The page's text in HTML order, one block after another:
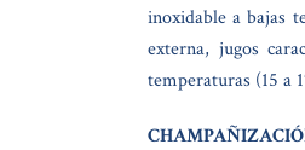
inoxidable a bajas
externa, jugos
temperaturas (15 a